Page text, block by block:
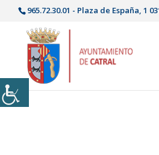
965.72.30.01 - Plaza de España, 1